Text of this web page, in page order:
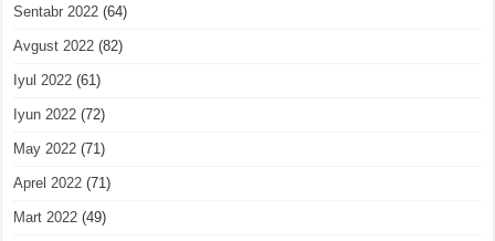
Sentabr 2022 (64)
Avgust 2022 (82)
Iyul 2022 (61)
Iyun 2022 (72)
May 2022 (71)
Aprel 2022 (71)
Mart 2022 (49)